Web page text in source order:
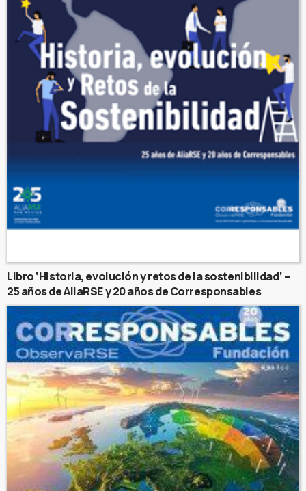
Libro ‘Historia, evolución y retos de la sostenibilidad’ –
25 años de AliaRSE y 20 años de Corresponsables